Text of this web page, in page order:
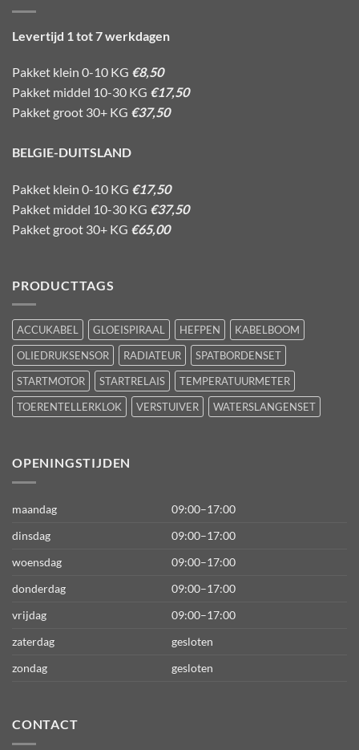
Levertijd 1 tot 7 werkdagen
Pakket klein 0-10 KG €8,50
Pakket middel 10-30 KG €17,50
Pakket groot 30+ KG €37,50
BELGIE-DUITSLAND
Pakket klein 0-10 KG €17,50
Pakket middel 10-30 KG €37,50
Pakket groot 30+ KG €65,00
PRODUCTTAGS
ACCUKABEL GLOEISPIRAAL HEFPEN
KABELBOOM
OLIEDRUKSENSOR
RADIATEUR
SPATBORDENSET
STARTMOTOR
STARTRELAIS
TEMPERATUURMETER
TOERENTELLERKLOK
VERSTUIVER WATERSLANGENSET
OPENINGSTIJDEN
maandag
09:00–17:00
dinsdag
09:00–17:00
woensdag
09:00–17:00
donderdag
09:00–17:00
vrijdag
09:00–17:00
zaterdag
gesloten
zondag
gesloten
CONTACT